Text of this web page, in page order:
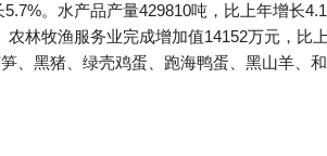
。水产品产量429810吨，比上年增长
林牧渔服务业完成增加值14152万元，比
、黑猪、绿壳鸡蛋、跑海鸭蛋、黑山羊、